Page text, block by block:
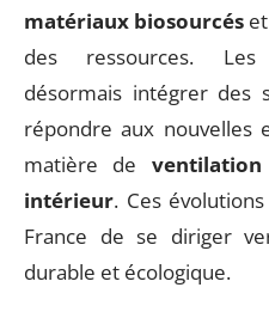
matériaux biosourcés
des ressources. Les
désormais intégrer des
répondre aux nouvelles
matière de ventilation
intérieur. Ces
France de se diriger
durable et écologique.